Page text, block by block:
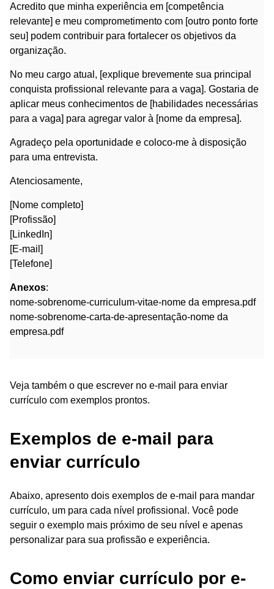
Acredito que minha experiência em [competência
relevante] e meu comprometimento com [outro ponto forte
seu] podem contribuir para fortalecer os objetivos da
organização.
No meu cargo atual, [explique brevemente sua principal
conquista profissional relevante para a vaga]. Gostaria de
aplicar meus conhecimentos de [habilidades necessárias
para a vaga] para agregar valor à [nome da empresa].
Agradeço pela oportunidade e coloco-me à disposição
para uma entrevista.
Atenciosamente,
[Nome completo]
[Profissão]
[LinkedIn]
[E-mail]
[Telefone]
Anexos:
nome-sobrenome-curriculum-vitae-nome da empresa.pdf
nome-sobrenome-carta-de-apresentação-nome da
empresa.pdf
Veja também o que escrever no e-mail para enviar
currículo com exemplos prontos.
Exemplos de e-mail para
enviar currículo
Abaixo, apresento dois exemplos de e-mail para mandar
currículo, um para cada nível profissional. Você pode
seguir o exemplo mais próximo de seu nível e apenas
personalizar para sua profissão e experiência.
Como enviar currículo por e-